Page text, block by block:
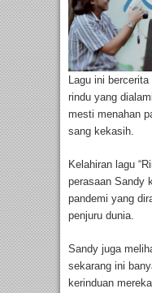
Lagu ini
rindu yang
mesti menahan
sang kekasih.
Kelahiran lagu
perasaan Sandy
pandemi yang
penjuru dunia.
Sandy juga
sekarang ini
kerinduan